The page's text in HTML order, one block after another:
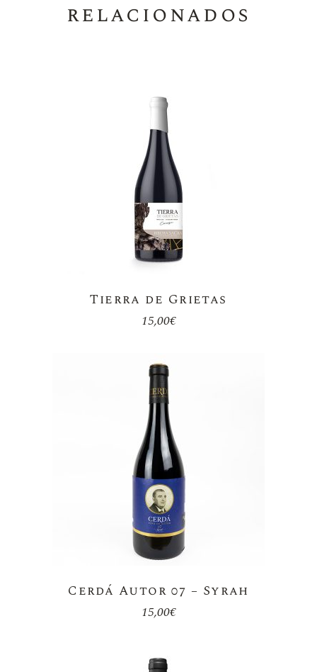
relacionados
Tierra de Grietas
15,00€
Cerdá Autor 07 – Syrah
15,00€